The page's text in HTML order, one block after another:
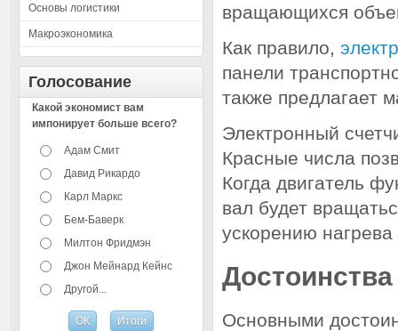
Основы логистики
Макроэкономика
Голосование
Какой экономист вам
импонирует больше всего?
Адам Смит
Давид Рикардо
Карл Маркс
Бем-Баверк
Милтон Фридмэн
Джон Мейнард Кейнс
Другой...
вращающихся
Как правило,
панели
также предлагает
Электронный
Красные числа
Когда двигатель
вал будет
ускорению
Достоинства
Основными